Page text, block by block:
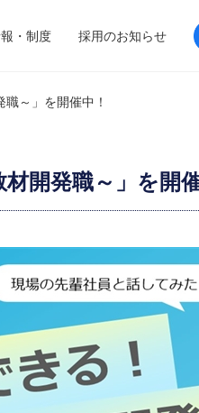
・制度 採用のお知らせ
～」を開催中！
開発職～」を開